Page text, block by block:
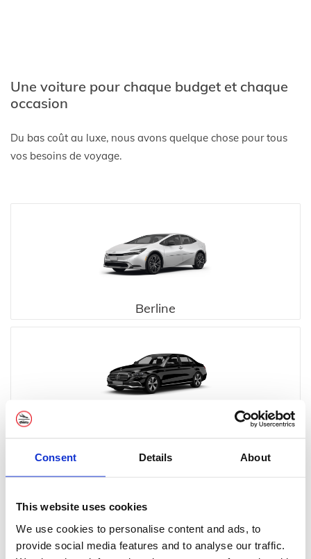
Consent Details About
This website uses cookies
We use cookies to personalise content and ads, to
provide social media features and to analyse our traffic.
Une voiture pour chaque budget et chaque
occasion
Du bas coût au luxe, nous avons quelque chose pour tous
vos besoins de voyage.
Berline
MPV Exécutif